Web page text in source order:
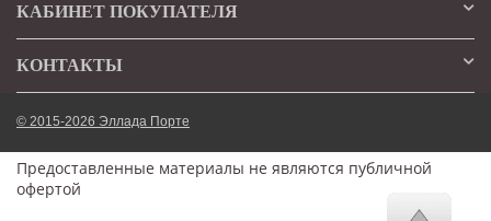
КАБИНЕТ ПОКУПАТЕЛЯ
КОНТАКТЫ
© 2015-2026 Эллада Порте
Предоставленные материалы не являются публичной
офертой